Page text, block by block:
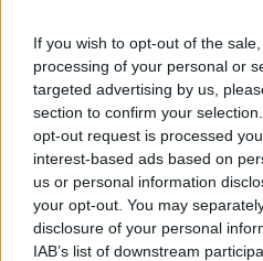
If you wish to opt-out of the
processing of your personal or
targeted advertising by us,
section to confirm your
opt-out request is processed
interest-based ads based on
us or personal information
your opt-out. You may
disclosure of your personal
IAB’s list of downstream
Διάβασε επίσης